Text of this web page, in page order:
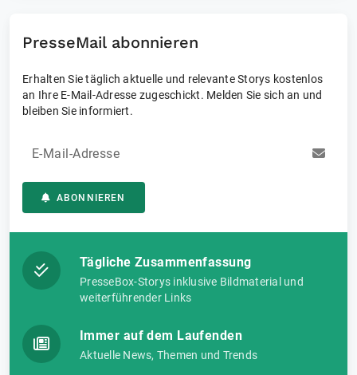
PresseMail abonnieren
Erhalten Sie täglich aktuelle und relevante Storys kostenlos
an Ihre E-Mail-Adresse zugeschickt. Melden Sie sich an und
bleiben Sie informiert.
E-Mail-Adresse
ABONNIEREN
Tägliche Zusammenfassung
PresseBox-Storys inklusive Bildmaterial und
weiterführender Links
Immer auf dem Laufenden
Aktuelle News, Themen und Trends